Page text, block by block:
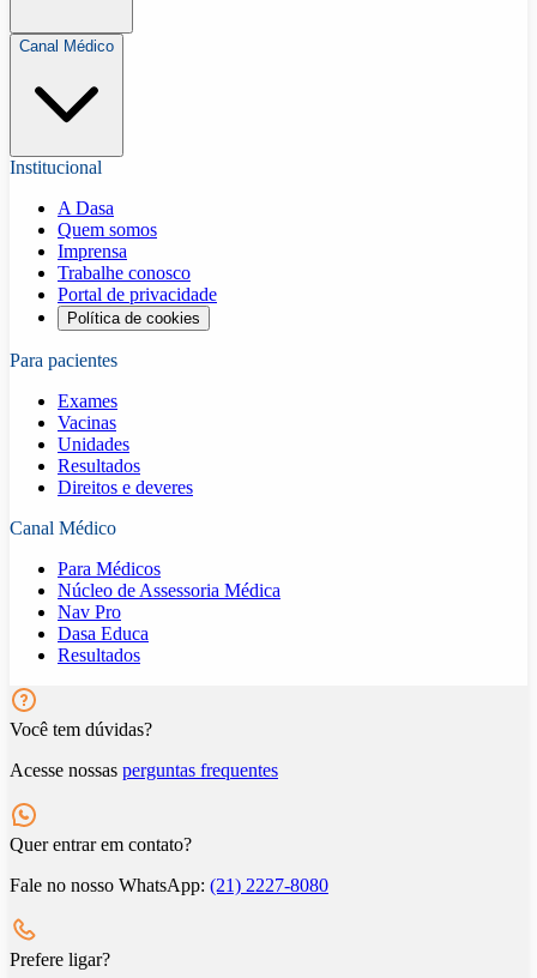
Canal Médico
Institucional
A Dasa
Quem somos
Imprensa
Trabalhe conosco
Portal de privacidade
Política de cookies
Para pacientes
Exames
Vacinas
Unidades
Resultados
Direitos e deveres
Canal Médico
Para Médicos
Núcleo de Assessoria Médica
Nav Pro
Dasa Educa
Resultados
Você tem dúvidas?
Acesse nossas perguntas frequentes
Quer entrar em contato?
Fale no nosso WhatsApp: (21) 2227-8080
Prefere ligar?